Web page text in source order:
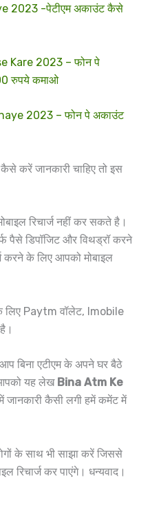
2023 -पेटीएम अकाउंट कैसे
Kare 2023 – फोन पे
रुपये कमाओ
2023 – फोन पे अकाउंट
करें जानकारी चाहिए तो इस
रिचार्ज नहीं कर सकते है।
पैसे डिपॉजिट और विथड्रॉ करने
करने के लिए आपको मोबाइल
के लिए Paytm वॉलेट, Imobile
बिना एटीएम के अपने घर बैठे
आपको यह लेख Bina Atm Ke
जानकारी कैसी लगी हमें कमेंट में
के साथ भी साझा करें जिससे
रिचार्ज कर पाएंगे। धन्यवाद।